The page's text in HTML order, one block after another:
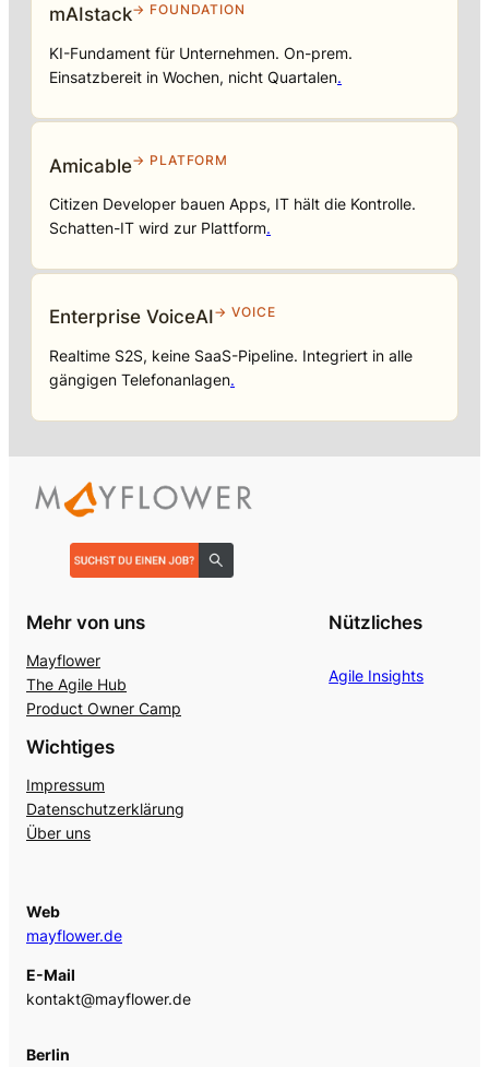
mAIstack→ FOUNDATION
KI-Fundament für Unternehmen. On-prem.
Einsatzbereit in Wochen, nicht Quartalen.
Amicable→ PLATFORM
Citizen Developer bauen Apps, IT hält die Kontrolle.
Schatten-IT wird zur Plattform.
Enterprise VoiceAI→ VOICE
Realtime S2S, keine SaaS-Pipeline. Integriert in alle
gängigen Telefonanlagen.
Mehr von uns
Mayflower
The Agile Hub
Product Owner Camp
Nützliches
Agile Insights
Wichtiges
Impressum
Datenschutzerklärung
Über uns
Web
mayflower.de
E-Mail
kontakt@mayflower.de
Berlin